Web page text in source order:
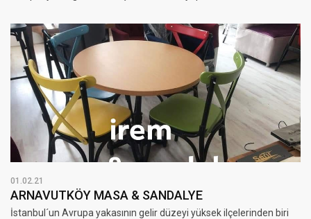
01.02.21
ARNAVUTKÖY MASA & SANDALYE
İstanbul´un Avrupa yakasının gelir düzeyi yüksek ilçelerinden biri